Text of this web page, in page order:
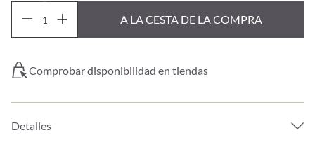
A LA CESTA DE LA COMPRA
Comprobar disponibilidad en tiendas
Detalles